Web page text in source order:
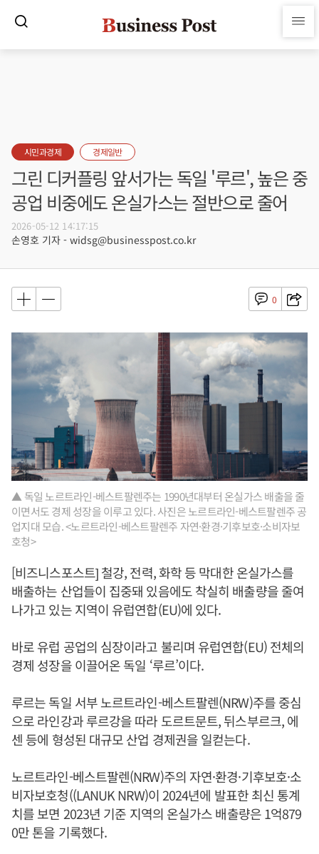
시민과경제 경제일반
그린 디커플링 앞서가는 독일 '루르', 높은 중
공업 비중에도 온실가스는 절반으로 줄어
2026-05-12 14:17:15
손영호 기자 - widsg@businesspost.co.kr
0
▲ 독일 노르트라인-베스트팔렌주는 1990년대부터 온실가스 배출을 줄
이면서도 경제 성장을 이루고 있다. 사진은 노르트라인-베스트팔렌주 공
업지대 모습. <노르트라인-베스트팔렌주 자연·환경·기후보호·소비자보
호청>
[비즈니스포스트] 철강, 전력, 화학 등 막대한 온실가스를
배출하는 산업들이 집중돼 있음에도 착실히 배출량을 줄여
나가고 있는 지역이 유럽연합(EU)에 있다.
바로 유럽 공업의 심장이라고 불리며 유럽연합(EU) 전체의
경제 성장을 이끌어온 독일 ‘루르’이다.
루르는 독일 서부 노르트라인-베스트팔렌(NRW)주를 중심
으로 라인강과 루르강을 따라 도르트문트, 뒤스부르크, 에
센 등에 형성된 대규모 산업 경제권을 일컫는다.
노르트라인-베스트팔렌(NRW)주의 자연·환경·기후보호·소
비자보호청((LANUK NRW)이 2024년에 발표한 최신 통계
치를 보면 2023년 기준 지역의 온실가스 배출량은 1억879
0만 톤을 기록했다.